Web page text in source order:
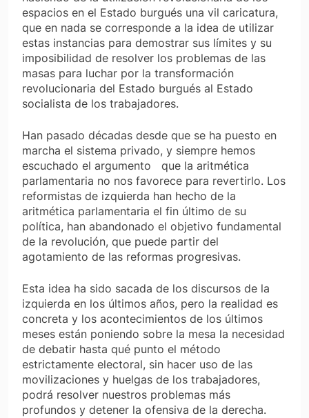
espacios en el Estado burgués una vil caricatura,
que en nada se corresponde a la idea de utilizar
estas instancias para demostrar sus límites y su
imposibilidad de resolver los problemas de las
masas para luchar por la transformación
revolucionaria del Estado burgués al Estado
socialista de los trabajadores.
Han pasado décadas desde que se ha puesto en
marcha el sistema privado, y siempre hemos
escuchado el argumento que la aritmética
parlamentaria no nos favorece para revertirlo. Los
reformistas de izquierda han hecho de la
aritmética parlamentaria el fin último de su
política, han abandonado el objetivo fundamental
de la revolución, que puede partir del
agotamiento de las reformas progresivas.
Esta idea ha sido sacada de los discursos de la
izquierda en los últimos años, pero la realidad es
concreta y los acontecimientos de los últimos
meses están poniendo sobre la mesa la necesidad
de debatir hasta qué punto el método
estrictamente electoral, sin hacer uso de las
movilizaciones y huelgas de los trabajadores,
podrá resolver nuestros problemas más
profundos y detener la ofensiva de la derecha.